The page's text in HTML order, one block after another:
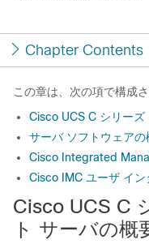
Chapter Contents
この章は、次の項で構成さ
Cisco UCS C シリー
サーバ ソフトウェアの
Cisco Integrated
Cisco IMC ユーザ イ
Cisco UCS C
ト サーバの概